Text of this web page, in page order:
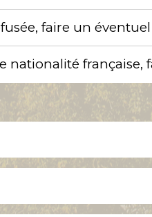
faire un
nationalité